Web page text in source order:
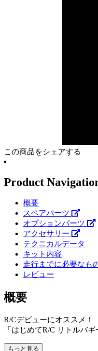
この商品をシェアする
Product
概要
スペアパーツ
オプションパーツ
アクセサリー
テクニカルデータ
キット内容
走行までに必要なも
レビュー
概要
R/Cデビューにオススメ！
「はじめてR/C リトルバギ
もっと見る